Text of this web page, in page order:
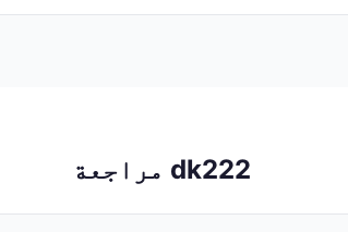
مراجعة dk222